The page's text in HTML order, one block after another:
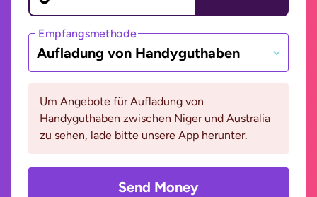
Empfangsmethode
Aufladung von Handyguthaben
Um Angebote für Aufladung von
Handyguthaben zwischen Niger und Australia
zu sehen, lade bitte unsere App herunter.
Send Money